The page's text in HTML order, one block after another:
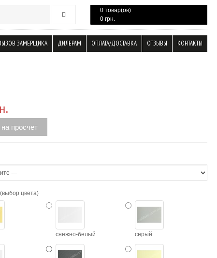
0 товар(ов)
0 грн.
ЗАМЕРЩИКА ДИЛЕРАМ ОПЛАТА/ДОСТАВКА ОТЗЫВЫ КОНТАКТЫ
просчет
цвета)
снежно-белый серый